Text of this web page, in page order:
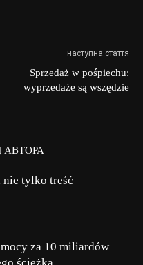
наступна стаття
Sprzedaż w pośpiechu:
wyprzedaże są wszędzie
АВТОРА
nie tylko treść
za 10 miliardów